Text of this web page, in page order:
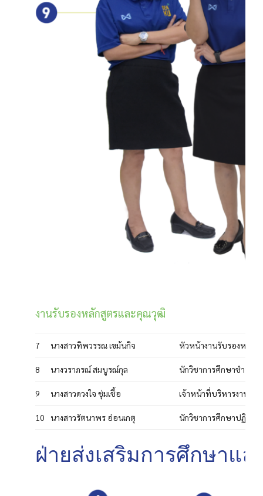
งานรับรองหลักสูตรและคุณวุฒิ
7 นางสาวทิพวรรณ เขม้นกิจ หัวหน้างานรับรองหลัก
8 นางวราภรณ์ สมบูรณ์กุล นักวิชาการศึกษาชำนาญ
9 นางสาวดวงใจ ชุ่มเชื้อ เจ้าหน้าที่บริหารงานทั่ว
10 นางสาวรัตนาพร อ่อนเกตุ นักวิชาการศึกษาปฏิบัติก
ฝ่ายส่งเสริมการศึกษาแล